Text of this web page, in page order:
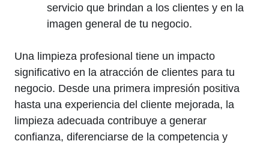
servicio que brindan a los clientes y en la
imagen general de tu negocio.
Una limpieza profesional tiene un impacto
significativo en la atracción de clientes para tu
negocio. Desde una primera impresión positiva
hasta una experiencia del cliente mejorada, la
limpieza adecuada contribuye a generar
confianza, diferenciarse de la competencia y